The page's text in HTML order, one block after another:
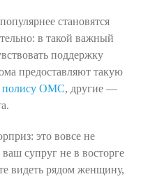
становятся
в такой важный
поддержку
предоставляют такую
полису ОМС, другие —
это вовсе не
супруг не в восторге
видеть рядом женщину,